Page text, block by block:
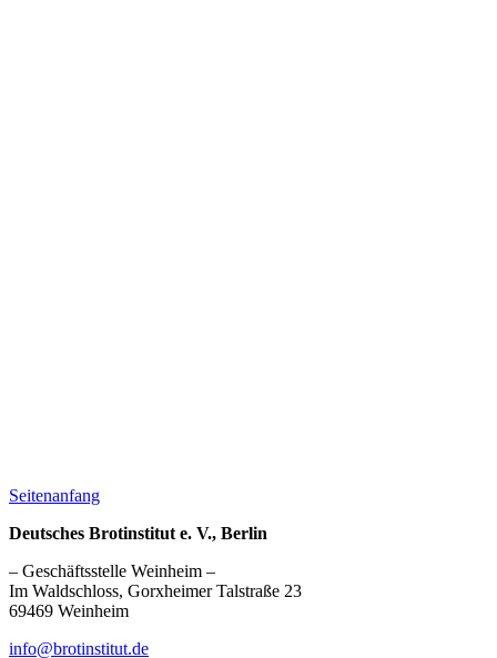
Seitenanfang
Deutsches Brotinstitut e. V., Berlin
– Geschäftsstelle Weinheim –
Im Waldschloss, Gorxheimer Talstraße 23
69469 Weinheim
info@brotinstitut.de